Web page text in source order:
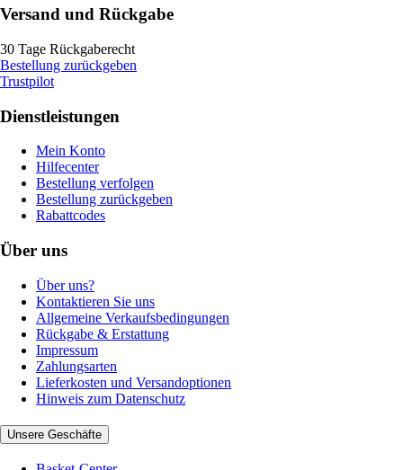
Versand und Rückgabe
30 Tage Rückgaberecht
Bestellung zurückgeben
Trustpilot
Dienstleistungen
Mein Konto
Hilfecenter
Bestellung verfolgen
Bestellung zurückgeben
Rabattcodes
Über uns
Über uns?
Kontaktieren Sie uns
Allgemeine Verkaufsbedingungen
Rückgabe & Erstattung
Impressum
Zahlungsarten
Lieferkosten und Versandoptionen
Hinweis zum Datenschutz
Unsere Geschäfte